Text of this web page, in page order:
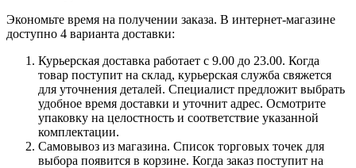
Экономьте время на получении заказа. В интернет-магазине
доступно 4 варианта доставки:
Курьерская доставка работает с 9.00 до 23.00. Когда
товар поступит на склад, курьерская служба свяжется
для уточнения деталей. Специалист предложит выбрать
удобное время доставки и уточнит адрес. Осмотрите
упаковку на целостность и соответствие указанной
комплектации.
Самовывоз из магазина. Список торговых точек для
выбора появится в корзине. Когда заказ поступит на